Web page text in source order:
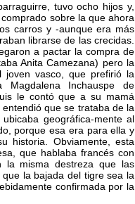
tuvo ocho hijos y,
sobre la que ahora
carros y -aunque era más
librarse de las crecidas.
a pactar la compra de
Anita Camezana) pero la
joven vasco, que prefirió la
Inchauspe de
le contó que a su mamá
que se trataba de la
geográfica-mente al
porque esa era para ella y
historia. Obviamente, esta
que hablaba francés con
la misma destreza que las
la bajada del tigre sea la
confirmada por la